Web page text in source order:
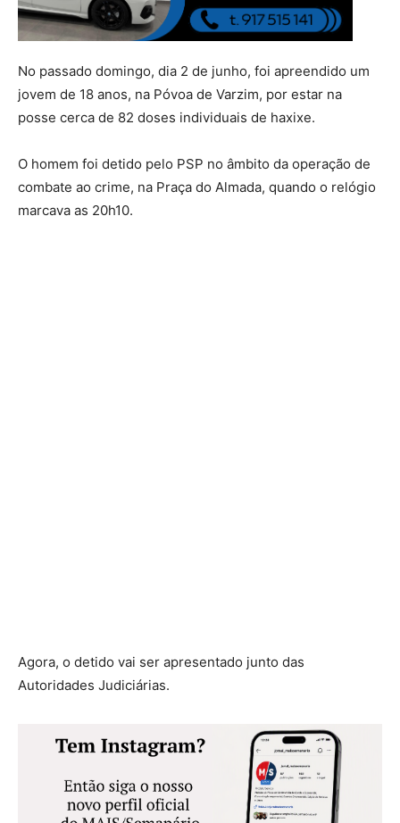
No passado domingo, dia 2 de junho, foi apreendido um
jovem de 18 anos, na Póvoa de Varzim, por estar na
posse cerca de 82 doses individuais de haxixe.
O homem foi detido pelo PSP no âmbito da operação de
combate ao crime, na Praça do Almada, quando o relógio
marcava as 20h10.
Agora, o detido vai ser apresentado junto das
Autoridades Judiciárias.